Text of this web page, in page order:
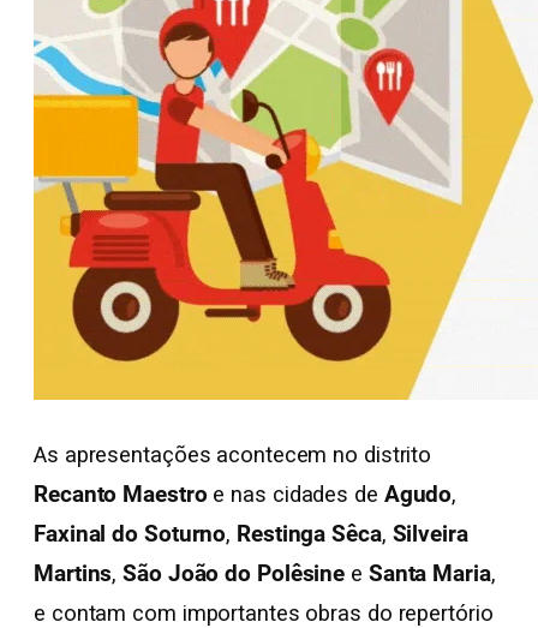
As apresentações acontecem no distrito
Recanto Maestro e nas cidades de Agudo,
Faxinal do Soturno, Restinga Sêca, Silveira
Martins,São João do Polêsine e Santa Maria,
e contam com importantes obras do repertório